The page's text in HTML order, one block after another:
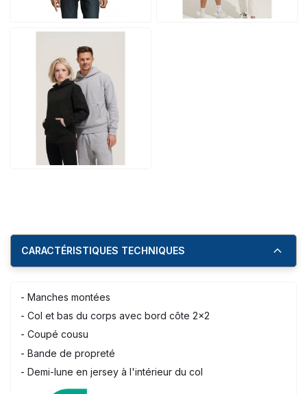
CARACTÉRISTIQUES TECHNIQUES
- Manches montées
- Col et bas du corps avec bord côte 2x2
- Coupé cousu
- Bande de propreté
- Demi-lune en jersey à l'intérieur du col